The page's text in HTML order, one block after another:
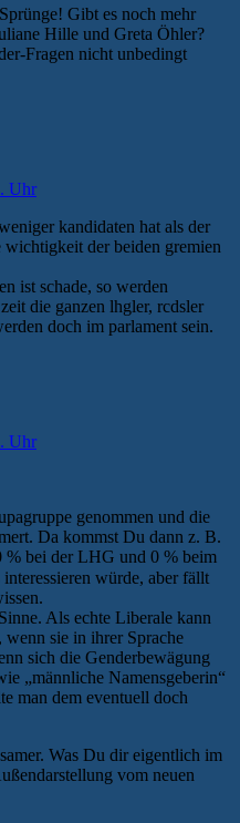
Gibt es noch mehr
Hille und Greta Öhler?
Fragen nicht unbedingt
Uhr
kandidaten hat als der
der beiden gremien
ist schade, so werden
die ganzen lhgler, rcdsler
doch im parlament sein.
Uhr
genommen und die
Da kommst Du dann z. B.
% bei der LHG und 0 % beim
würde, aber fällt
Als echte Liberale kann
wenn sie in ihrer Sprache
sich die Genderbewägung
„männliche Namensgeberin“
man dem eventuell doch
Was Du dir eigentlich im
vom neuen